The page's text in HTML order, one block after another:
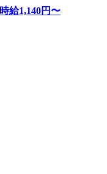
時給1,140円〜